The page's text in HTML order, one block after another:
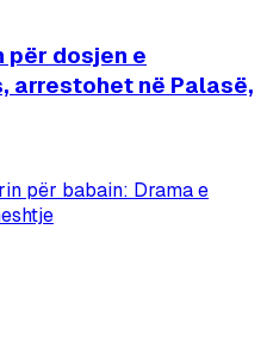
për dosjen e
arrestohet në Palasë,